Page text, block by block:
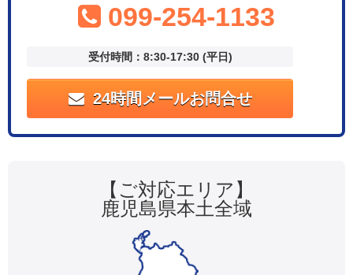
099-254-1133
受付時間：8:30-17:30 (平日)
24時間メールお問合せ
【ご対応エリア】
鹿児島県本土全域